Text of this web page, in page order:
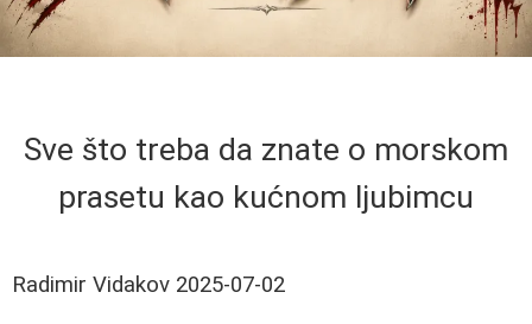
Sve što treba da znate o morskom
prasetu kao kućnom ljubimcu
Radimir Vidakov 2025-07-02